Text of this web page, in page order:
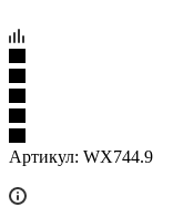
Артикул: WX744.9